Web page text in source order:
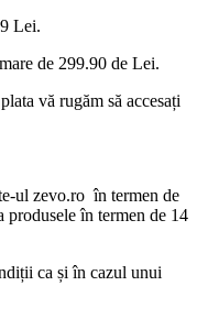
Lei.
de 299.90 de Lei.
vă rugăm să accesați
ul zevo.ro în termen de
în termen de 14
ca și în cazul unui